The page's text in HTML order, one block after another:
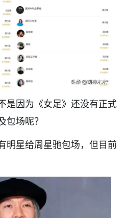
是因为《女足》还没有正式
包场呢？
星给周星驰包场，但目前